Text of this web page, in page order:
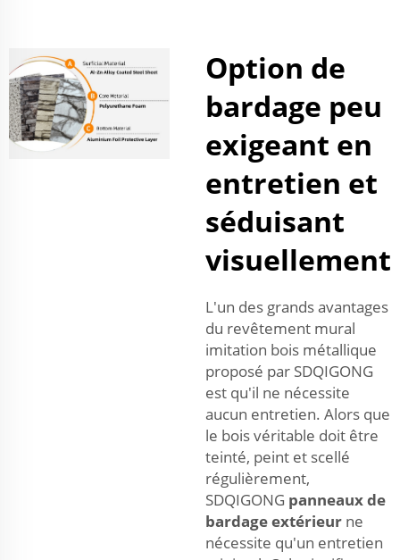
Option de
bardage peu
exigeant en
entretien et
séduisant
visuellement
L'un des grands avantages
du revêtement mural
imitation bois métallique
proposé par SDQIGONG
est qu'il ne nécessite
aucun entretien. Alors que
le bois véritable doit être
teinté, peint et scellé
régulièrement,
SDQIGONG panneaux de
bardage extérieur ne
nécessite qu'un entretien